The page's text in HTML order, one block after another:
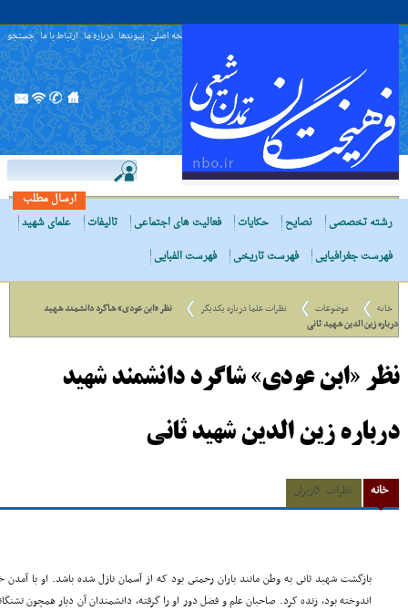
صفحه اصلی پیوندها درباره ما ارتباط با ما جستجو
ارسال مطلب
رشته تخصصی
نصایح حکایات فعالیت های اجتماعی تالیفات
علمای شهید
فهرست جغرافیایی
فهرست تاریخی فهرست الفبایی
خانه موضوعات نظرات علما درباره یکدیگر
نظر «ابن عودى» شاگرد دانشمند شهید
درباره زین الدین شهید ثانی
نظر «ابن عودى» شاگرد دانشمند شهید
درباره زین الدین شهید ثانی
خانه نظرات کاربران
بازگشت شهید ثانى به وطن مانند باران رحمتى بود که از آسمان نازل شده باشد. او با
اندوخته بود، زنده کرد. صاحبان علم و فضل دور او را گرفته، دانشمندان آن دیار همچون